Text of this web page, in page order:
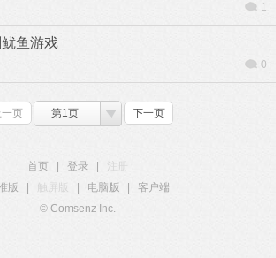
1
鱼游戏
0
一页 第1页 下一页
首页 登录
注册
版
触屏版 电脑版
客户端
© Comsenz Inc.